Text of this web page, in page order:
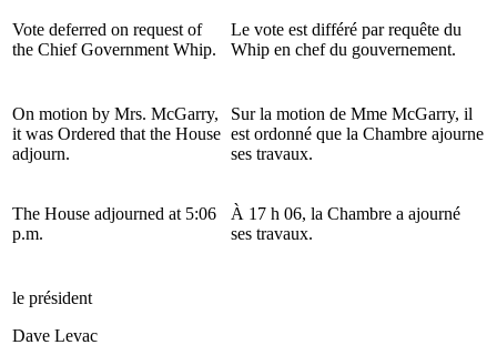
Vote deferred on request of
the Chief Government Whip.
Le vote est différé par requête du
Whip en chef du gouvernement.
On motion by Mrs. McGarry,
it was Ordered that the House
adjourn.
Sur la motion de Mme McGarry, il
est ordonné que la Chambre ajourne
ses travaux.
The House adjourned at 5:06
p.m.
À 17 h 06, la Chambre a ajourné
ses travaux.
le président
Dave Levac